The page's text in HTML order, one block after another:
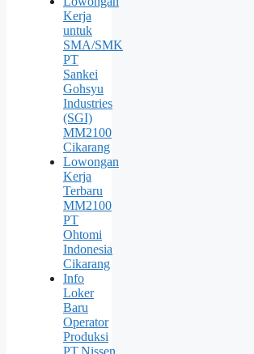
Kerja
untuk
SMA/SMK
PT
Sankei
Gohsyu
Industries
(SGI)
MM2100
Cikarang
Lowongan
Kerja
Terbaru
MM2100
PT
Ohtomi
Indonesia
Cikarang
Info
Loker
Baru
Operator
Produksi